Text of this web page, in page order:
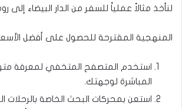
لنأخذ مثالاً عملياً للسفر من الدار البيضاء إلى
المنهجية المقترحة للحصول على أفضل
استخدم المتصفح المتخفي لمعرفة
المباشرة لوجهتك.